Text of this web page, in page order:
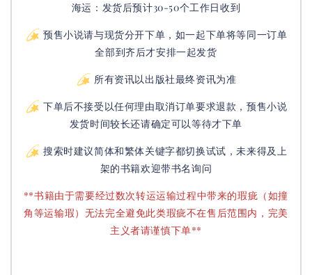
海运：发货后预计30-50个工作日收到
预售小说请与现货分开下单，如一起下单将等同一订单
全部到齐后才安排一起发货
所有资讯以出版社最终资讯为准
下单后不接受以任何理由取消订单要求退款，预售小说
发货时间较长还请确定可以等待才下单
搜索时建议简体和繁体关键字都切换试试，未来得及上
架的书籍欢迎带书名询问
**书籍由于需要经过数次转运运输过程中带来的瑕疵（如撞
角等运输瑕）无法完全避免此类瑕疵不在售后范围内，完美
主义者请谨慎下单**